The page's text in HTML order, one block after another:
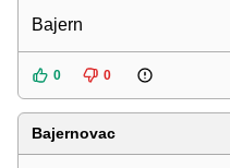
Bajern
0 0
Bajernovac